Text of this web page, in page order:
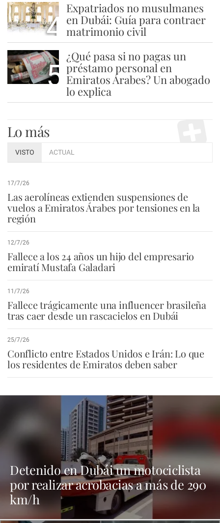
4
Expatriados no musulmanes
en Dubái: Guía para contraer
matrimonio civil
5
¿Qué pasa si no pagas un
préstamo personal en
Emiratos Árabes? Un abogado
lo explica
Lo más
VISTO ACTUAL
17/7/26
Las aerolíneas extienden suspensiones de
vuelos a Emiratos Árabes por tensiones en la
región
12/7/26
Fallece a los 24 años un hijo del empresario
emiratí Mustafa Galadari
11/7/26
Fallece trágicamente una influencer brasileña
tras caer desde un rascacielos en Dubái
25/7/26
Conflicto entre Estados Unidos e Irán: Lo que
los residentes de Emiratos deben saber
Detenido en Dubái un motociclista
por realizar acrobacias a más de 290
km/h